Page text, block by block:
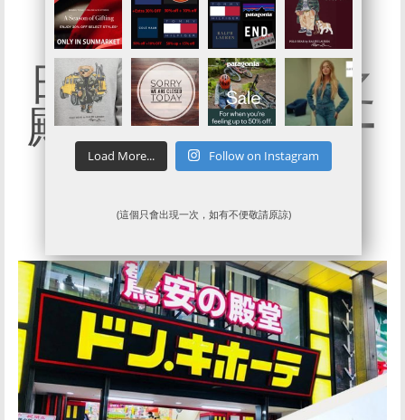
日本現場及激安之
殿堂ドン・キホー
テ代購服務開通!
Load More... Follow on Instagram
(這個只會出現一次，如有不便敬請原諒)